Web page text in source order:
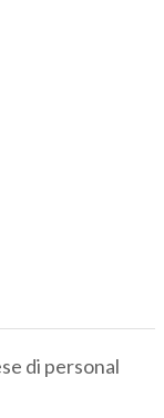
di personal